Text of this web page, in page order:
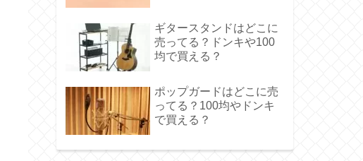
ギタースタンドはどこに
売ってる？ドンキや100
均で買える？
ポップガードはどこに売
ってる？100均やドンキ
で買える？